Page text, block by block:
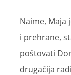
Naime, Maja
i prehrane,
poštovati
drugačija